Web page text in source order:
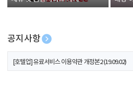
폰 증
공지사항
[호텔업] 개인정보 처리방침 개정본1 (19.09.02)
[호텔업] 유료서비스 이용약관 개정본2 (19.09.02)